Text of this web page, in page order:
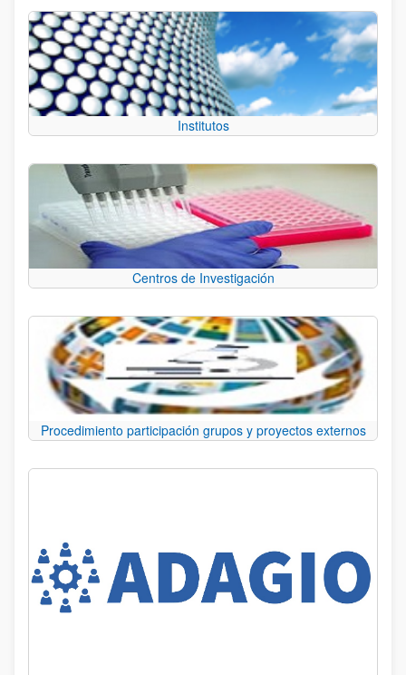
Institutos
Centros de Investigación
Procedimiento participación grupos y proyectos externos